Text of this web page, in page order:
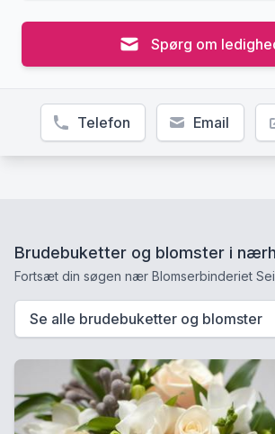
Spørg om
Telefon Email
Brudebuketter og blomster i
Fortsæt din søgen nær Blomserbinderiet
Se alle brudebuketter og blomster